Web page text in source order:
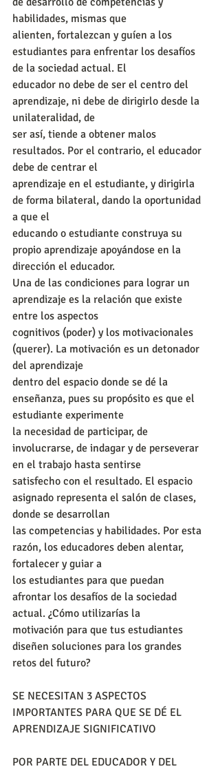
habilidades, mismas que
alienten, fortalezcan y guíen a los
estudiantes para enfrentar los desafíos
de la sociedad actual. El
educador no debe de ser el centro del
aprendizaje, ni debe de dirigirlo desde la
unilateralidad, de
ser así, tiende a obtener malos
resultados. Por el contrario, el educador
debe de centrar el
aprendizaje en el estudiante, y dirigirla
de forma bilateral, dando la oportunidad
a que el
educando o estudiante construya su
propio aprendizaje apoyándose en la
dirección el educador.
Una de las condiciones para lograr un
aprendizaje es la relación que existe
entre los aspectos
cognitivos (poder) y los motivacionales
(querer). La motivación es un detonador
del aprendizaje
dentro del espacio donde se dé la
enseñanza, pues su propósito es que el
estudiante experimente
la necesidad de participar, de
involucrarse, de indagar y de perseverar
en el trabajo hasta sentirse
satisfecho con el resultado. El espacio
asignado representa el salón de clases,
donde se desarrollan
las competencias y habilidades. Por esta
razón, los educadores deben alentar,
fortalecer y guiar a
los estudiantes para que puedan
afrontar los desafíos de la sociedad
actual. ¿Cómo utilizarías la
motivación para que tus estudiantes
diseñen soluciones para los grandes
retos del futuro?
SE NECESITAN 3 ASPECTOS
IMPORTANTES PARA QUE SE DÉ EL
APRENDIZAJE SIGNIFICATIVO
POR PARTE DEL EDUCADOR Y DEL